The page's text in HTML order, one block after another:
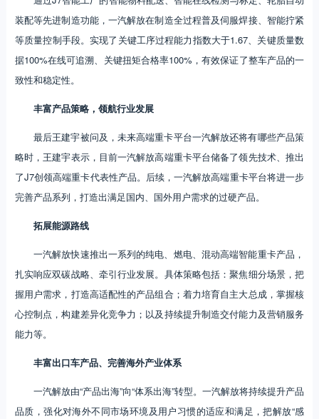
装配等先进制造功能，一汽解放在制造全过程普及伺服焊接、智能拧紧
等质量控制手段。实现了关键工序过程能力指数大于1.67、关键质量数
据100%在线可追溯、关键扭矩合格率100%，有效保证了整车产品的一
致性和稳定性。
丰富产品策略，领航行业发展
最后王建宇被问及，未来高端重卡平台一汽解放还将有哪些产品策
略时，王建宇表示，目前一汽解放高端重卡平台储备了领先技术、推出
了J7创领高端重卡代表性产品。后续，一汽解放高端重卡平台将进一步
完善产品系列，打造出满足国内、国外用户需求的过硬产品。
拓展能源路线
一汽解放快速推出一系列的纯电、燃电、混动高端智能重卡产品，
扎实响应双碳战略、牵引行业发展。具体策略包括：聚焦细分场景，把
握用户需求，打造高适配性的产品组合；着力培育自主大总成，掌握核
心控制点，构建差异化竞争力；以及持续提升制造交付能力及营销服务
能力等。
丰富出口车产品、完善海外产业体系
一汽解放由“产品出海”向“体系出海”转型。一汽解放将持续提升产品
品质，强化对海外不同市场环境及用户习惯的适应和满足，把解放“感